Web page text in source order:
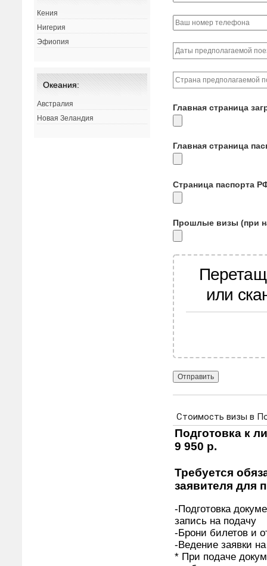
Главная страница
Главная страница
Страница паспорта
Прошлые визы (при
или
Кения
Нигерия
Эфиопия
Океания:
Австралия
Новая Зеландия